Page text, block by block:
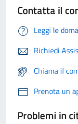
Contatta il
Leggi le
Richiedi
Chiama il
Prenota un
Problemi in